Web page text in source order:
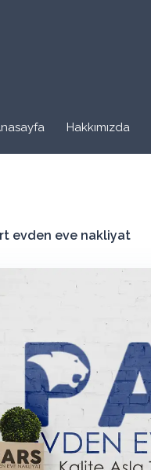
Hakkımızda
evden eve nakliyat